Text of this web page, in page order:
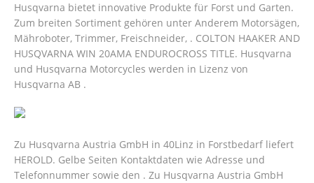
Husqvarna bietet innovative Produkte für Forst und Garten.
Zum breiten Sortiment gehören unter Anderem Motorsägen,
Mähroboter, Trimmer, Freischneider, . COLTON HAAKER AND
HUSQVARNA WIN 20AMA ENDUROCROSS TITLE. Husqvarna
und Husqvarna Motorcycles werden in Lizenz von
Husqvarna AB .
Zu Husqvarna Austria GmbH in 40Linz in Forstbedarf liefert
HEROLD. Gelbe Seiten Kontaktdaten wie Adresse und
Telefonnummer sowie den . Zu Husqvarna Austria GmbH